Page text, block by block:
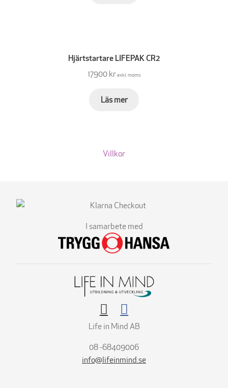
Hjärtstartare LIFEPAK CR2
17900 krexkl. moms
Läs mer
Villkor
I samarbete med
Life in Mind AB
08 -68409006
info@lifeinmind.se